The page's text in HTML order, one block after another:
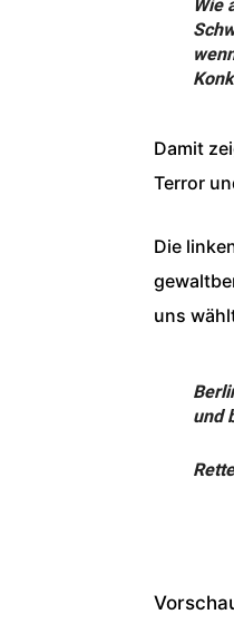
Wie
Damit
Terror
Die
uns
und